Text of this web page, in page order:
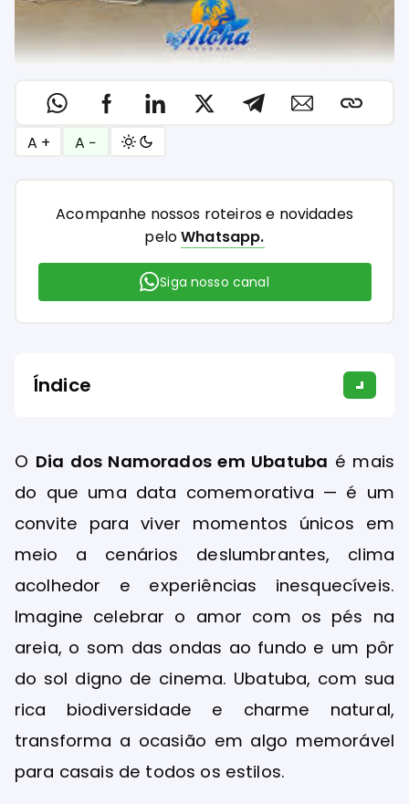
A + A −
Acompanhe nossos roteiros e novidades
peloWhatsapp.
Siga nosso canal
Índice
O Dia dos Namorados em Ubatuba é mais
do que uma data comemorativa — é um
convite para viver momentos únicos em
meio a cenários deslumbrantes, clima
acolhedor e experiências inesquecíveis.
Imagine celebrar o amor com os pés na
areia, o som das ondas ao fundo e um pôr
do sol digno de cinema. Ubatuba, com sua
rica biodiversidade e charme natural,
transforma a ocasião em algo memorável
para casais de todos os estilos.